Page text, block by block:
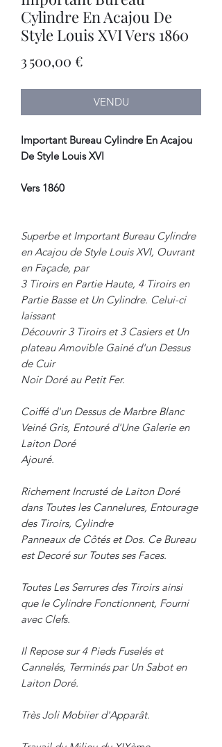
Cylindre En Acajou De
Style Louis XVI Vers 1860
3 500,00 €
VENDU
Important Bureau Cylindre En Acajou
De Style Louis XVI
Vers 1860
Superbe et Important Bureau Cylindre
en Acajou de Style Louis XVI, Ouvrant
en Façade, par
3 Tiroirs en Partie Haute, 4 Tiroirs en
Partie Basse et Un Cylindre. Celui-ci
laissant
Découvrir 3 Tiroirs et 3 Casiers et Un
plateau Amovible Gainé d'un Dessus
de Cuir
Noir Doré au Petit Fer.
Coiffé d'un Dessus de Marbre Blanc
Veiné Gris, Entouré d'Une Galerie en
Laiton Doré
Ajouré.
Richement Incrusté de Laiton Doré
dans Toutes les Cannelures, Entourage
des Tiroirs, Cylindre
Panneaux de Côtés et Dos. Ce Bureau
est Decoré sur Toutes ses Faces.
Toutes Les Serrures des Tiroirs ainsi
que le Cylindre Fonctionnent, Fourni
avec Clefs.
Il Repose sur 4 Pieds Fuselés et
Cannelés, Terminés par Un Sabot en
Laiton Doré.
Très Joli Mobiier d'Apparât.